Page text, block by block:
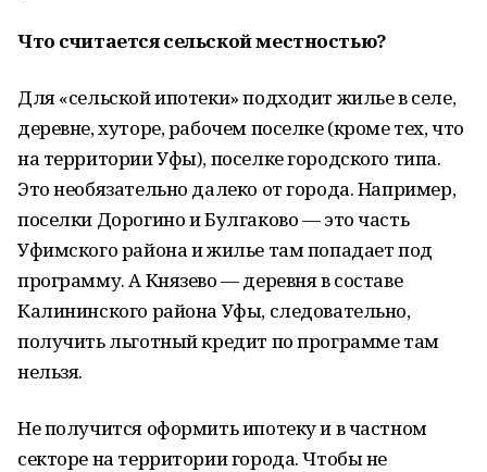
Что считается сельской местностью?
Для «сельской ипотеки» подходит жилье в селе,
деревне, хуторе, рабочем поселке (кроме тех, что
на территории Уфы), поселке городского типа.
Это необязательно далеко от города. Например,
поселки Дорогино и Булгаково — это часть
Уфимского района и жилье там попадает под
программу. А Князево — деревня в составе
Калининского района Уфы, следовательно,
получить льготный кредит по программе там
нельзя.
Не получится оформить ипотеку и в частном
секторе на территории города. Чтобы не